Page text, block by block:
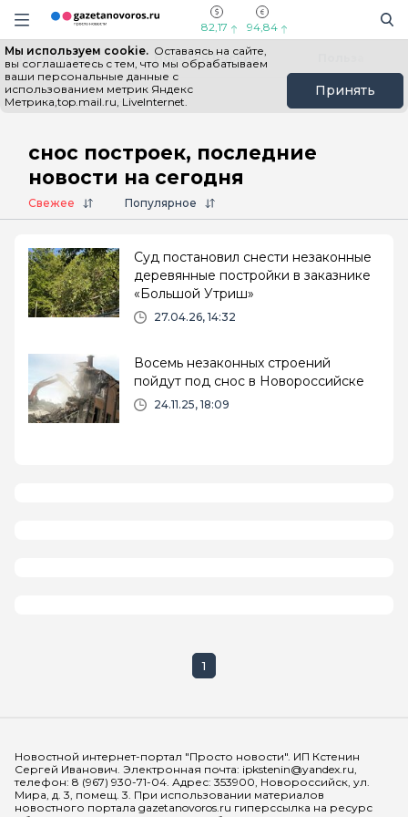
Информационный портал "ГазетаНоворос.ру"
Навигация сайта
82,17 94,84
Мы используем cookie. Оставаясь на сайте,
вы соглашаетесь с тем, что мы обрабатываем
ваши персональные данные с
использованием метрик Яндекс
Метрика,top.mail.ru, LiveInternet.
Принять
Все новости Новости России
Главная # снос построек
снос построек, последние
новости на сегодня
Свежее Популярное
Суд постановил снести незаконные
деревянные постройки в заказнике
«Большой Утриш»
27.04.26, 14:32
Восемь незаконных строений
пойдут под снос в Новороссийске
24.11.25, 18:09
1
Новостной интернет-портал "Просто новости". ИП Кстенин
Сергей Иванович. Электронная почта: ipkstenin@yandex.ru,
телефон: 8 (967) 930-71-04. Адрес: 353900, Новороссийск, ул.
Мира, д. 3, помещ. 3. При использовании материалов
новостного портала gazetanovoros.ru гиперссылка на ресурс